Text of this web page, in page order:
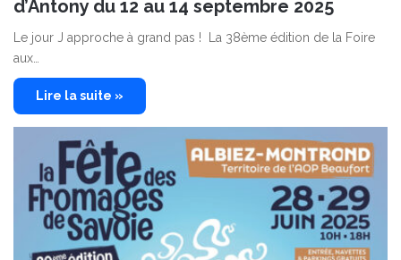
d’Antony du 12 au 14 septembre 2025
Le jour J approche à grand pas ! La 38ème édition de la Foire
aux…
Lire la suite »